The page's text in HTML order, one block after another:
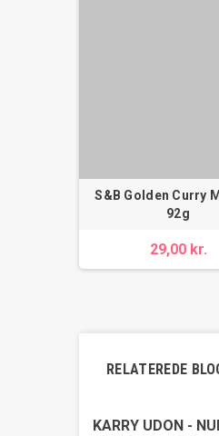
S&B Golden Curry
92g
29,00 kr.
RELATEREDE
KARRY UDON -